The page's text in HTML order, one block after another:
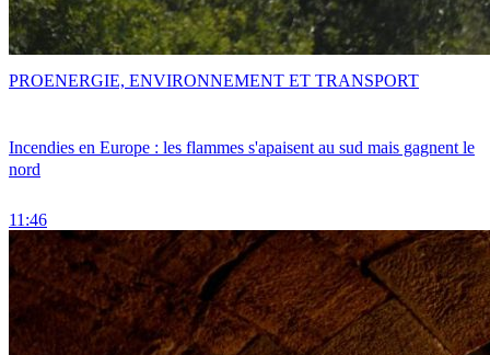
Incendies en Europe : les flammes s'apaisent au sud mais gagnent le
nord
11:46
PROENERGIE, ENVIRONNEMENT ET TRANSPORT